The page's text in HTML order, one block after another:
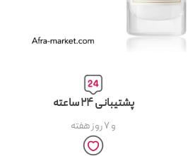
پشتیبانی ۲۴ ساعته
و ۷ روز هفته